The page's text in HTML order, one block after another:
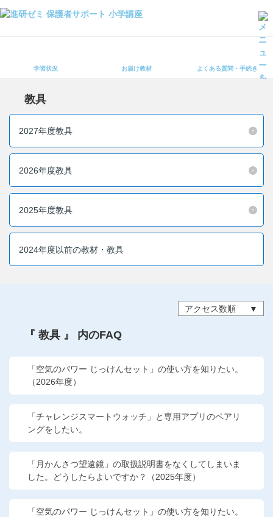
よくある質問・手続き
会員ページへログイン
よくある質問・お問い合わせ
お問い合わせ窓口
進研ゼミ 中学講座
進研ゼミ 中学講座 中高一貫
進研ゼミ 高校講座
進研ゼミ小学講座のご紹介はこちら
会員サイト(お子様用)はこちら
学習状況 お届け教材 よくある質問・手続き
教具
2027年度教具
2026年度教具
2025年度教具
2024年度以前の教材・教具
アクセス数順
『 教具 』 内のFAQ
「空気のパワー じっけんセット」の使い方を知りたい。
（2026年度）
「チャレンジスマートウォッチ」と専用アプリのペアリ
ングをしたい。
「月かんさつ望遠鏡」の取扱説明書をなくしてしまいま
した。どうしたらよいですか？（2025年度）
「空気のパワー じっけんセット」の使い方を知りたい。